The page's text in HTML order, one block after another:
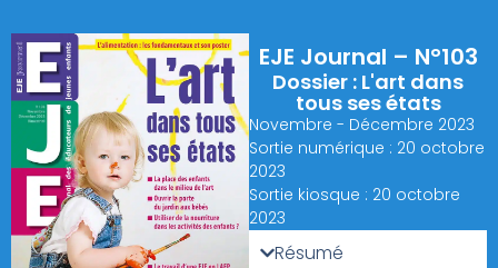
EJE Journal – N°103
Dossier : L'art dans
tous ses états
Novembre - Décembre 2023
Sortie numérique : 20 octobre
2023
Sortie kiosque : 20 octobre
2023
Résumé